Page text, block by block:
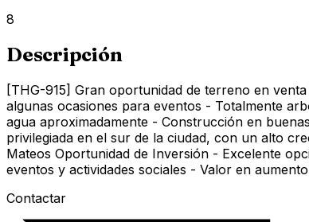
8
Descripción
[THG-915] Gran oportunidad de terreno en
algunas ocasiones para eventos - Totalmente
agua aproximadamente - Construcción en
privilegiada en el sur de la ciudad, con un alto
Mateos Oportunidad de Inversión - Excelente
eventos y actividades sociales - Valor en
Contactar